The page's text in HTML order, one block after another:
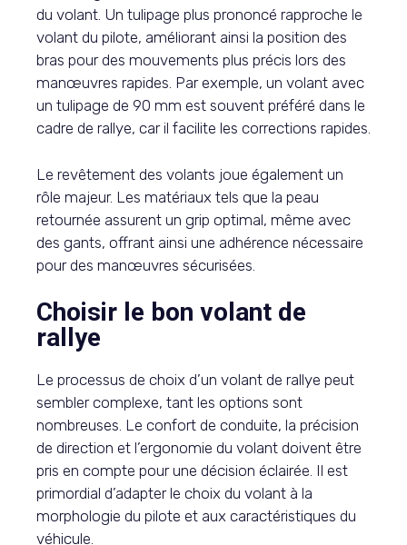
du volant. Un tulipage plus prononcé rapproche le
volant du pilote, améliorant ainsi la position des
bras pour des mouvements plus précis lors des
manœuvres rapides. Par exemple, un volant avec
un tulipage de 90 mm est souvent préféré dans le
cadre de rallye, car il facilite les corrections rapides.
Le revêtement des volants joue également un
rôle majeur. Les matériaux tels que la peau
retournée assurent un grip optimal, même avec
des gants, offrant ainsi une adhérence nécessaire
pour des manœuvres sécurisées.
Choisir le bon volant de
rallye
Le processus de choix d’un volant de rallye peut
sembler complexe, tant les options sont
nombreuses. Le confort de conduite, la précision
de direction et l’ergonomie du volant doivent être
pris en compte pour une décision éclairée. Il est
primordial d’adapter le choix du volant à la
morphologie du pilote et aux caractéristiques du
véhicule.